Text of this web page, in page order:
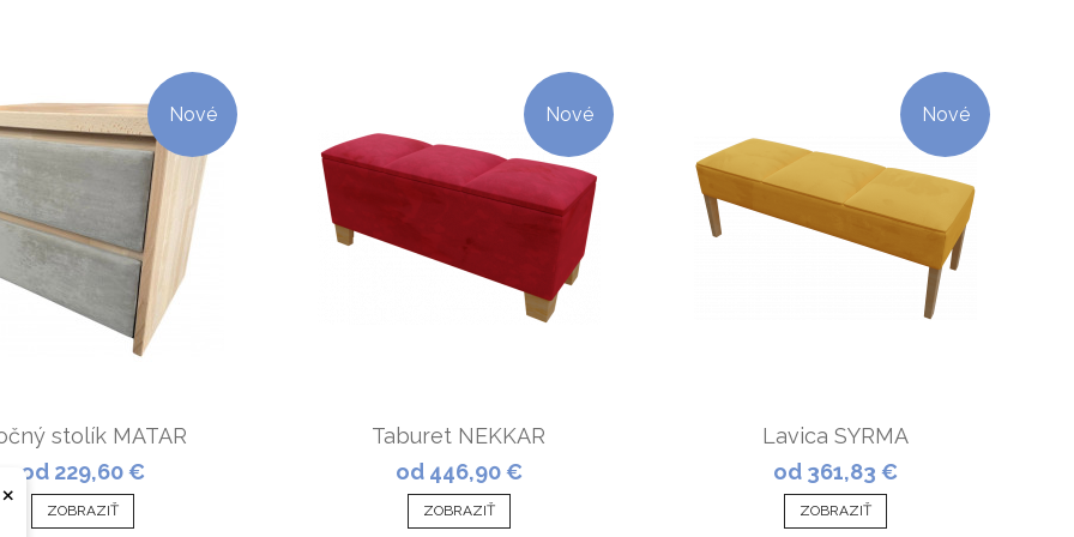
Nové
stolík MATAR
od 229,60 €
ZOBRAZIŤ
Nové
Taburet NEKKAR
od 446,90 €
ZOBRAZIŤ
Nové
Lavica SYRMA
od 361,83 €
ZOBRAZIŤ
×